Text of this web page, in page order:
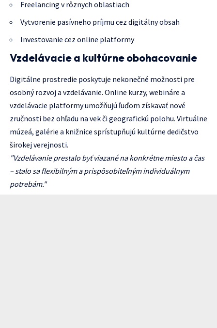
Freelancing v rôznych oblastiach
Vytvorenie pasívneho príjmu cez digitálny obsah
Investovanie cez online platformy
Vzdelávacie a kultúrne obohacovanie
Digitálne prostredie poskytuje nekonečné možnosti pre
osobný rozvoj a vzdelávanie. Online kurzy, webináre a
vzdelávacie platformy umožňujú ľuďom získavať nové
zručnosti bez ohľadu na vek či geografickú polohu. Virtuálne
múzeá, galérie a knižnice sprístupňujú kultúrne dedičstvo
širokej verejnosti.
"Vzdelávanie prestalo byť viazané na konkrétne miesto a čas
– stalo sa flexibilným a prispôsobiteľným individuálnym
potrebám."